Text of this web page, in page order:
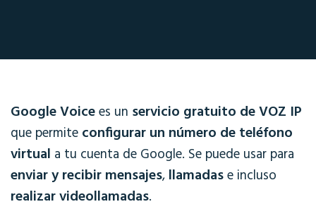
Google Voicees un servicio gratuito de VOZ IP
que permite configurar un número de teléfono
virtual a tu cuenta de Google. Se puede usar para
enviar y recibir mensajes, llamadase incluso
realizar videollamadas.